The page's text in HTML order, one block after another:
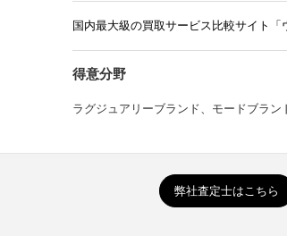
国内最大級の買取サービス比較サイト「
得意分野
ラグジュアリーブランド、モードブラ
弊社査定士はこちら